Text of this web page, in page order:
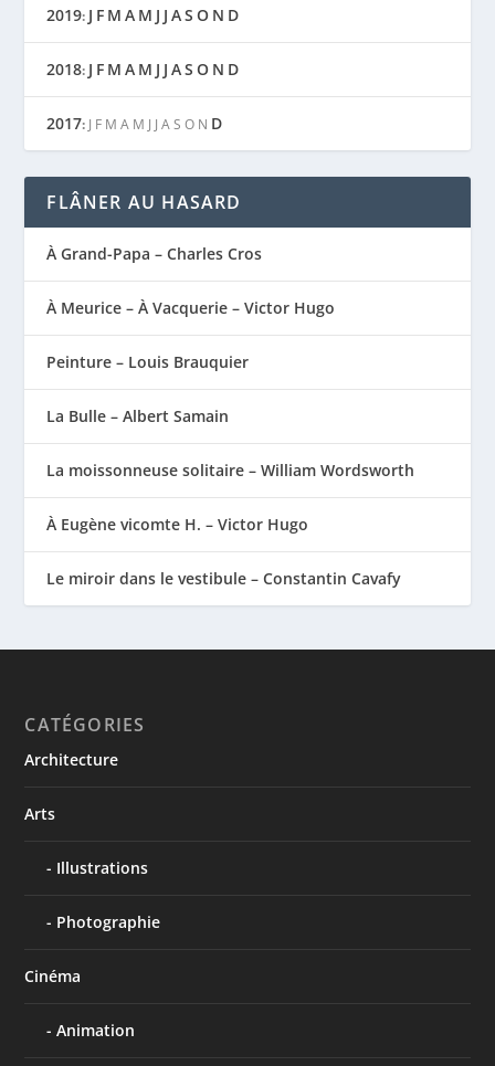
2019: J F M A M J J AS O N D
2018: J F M A M J J AS O N D
2017: J F M A M J J A S O N D
FLÂNER AU HASARD
À Grand-Papa – Charles Cros
À Meurice – À Vacquerie – Victor Hugo
Peinture – Louis Brauquier
La Bulle – Albert Samain
La moissonneuse solitaire – William Wordsworth
À Eugène vicomte H. – Victor Hugo
Le miroir dans le vestibule – Constantin Cavafy
CATÉGORIES
Architecture
Arts
Illustrations
Photographie
Cinéma
Animation